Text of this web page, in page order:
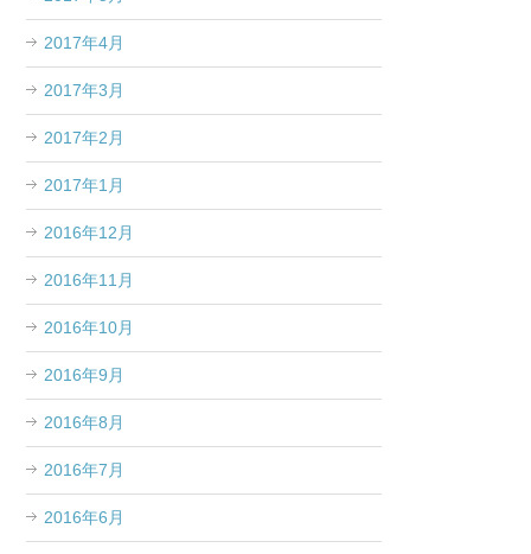
2017年4月
2017年3月
2017年2月
2017年1月
2016年12月
2016年11月
2016年10月
2016年9月
2016年8月
2016年7月
2016年6月